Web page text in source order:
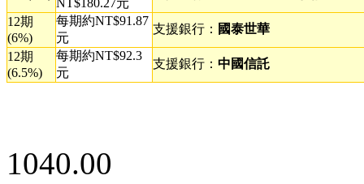
12期
(6%)
每期約NT$91.87
元
支援銀行： 國泰世華
12期
(6.5%)
每期約NT$92.3
元
支援銀行： 中國信託
1040.00